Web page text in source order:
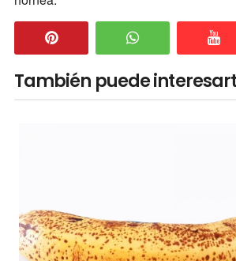
También puede